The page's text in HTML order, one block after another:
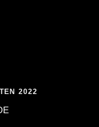
2022